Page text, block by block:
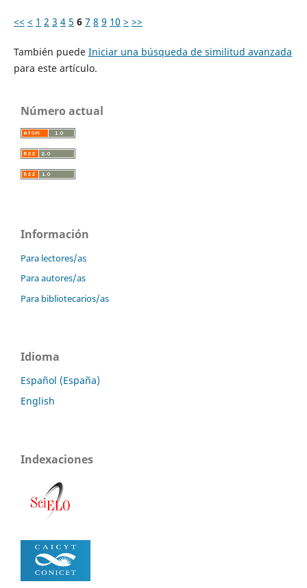
<< < 1 2 3 4 5 6 7 8 9 10 > >>
También puede Iniciar una búsqueda de similitud avanzada
para este artículo.
Número actual
Información
Para lectores/as
Para autores/as
Para bibliotecarios/as
Idioma
Español (España)
English
Indexaciones